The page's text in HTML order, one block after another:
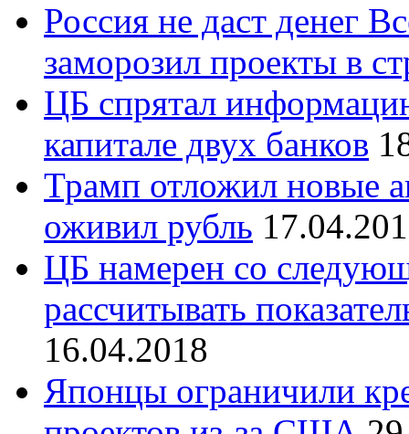
Россия не даст денег
заморозил проекты в
ЦБ спрятал
капитале двух банков
Трамп отложил новые
оживил рубль
ЦБ намерен со
рассчитывать
16.04.2018
Японцы ограничили